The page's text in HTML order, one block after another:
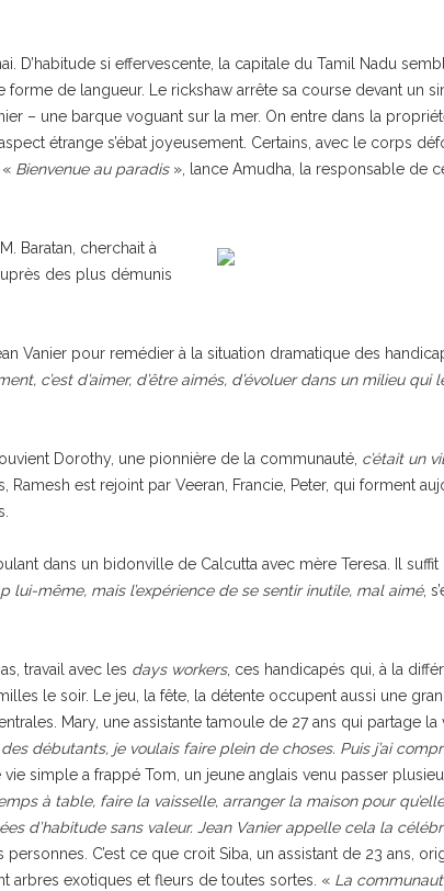
D’habitude si effervescente, la capitale du Tamil Nadu
forme de langueur. Le rickshaw arrête sa course devant un
– une barque voguant sur la mer. On entre dans la
étrange s’ébat joyeusement. Certains, avec le corps
Bienvenue au paradis», lance Amudha, la responsable de
Baratan, cherchait à
des plus démunis
Vanier pour remédier à la situation dramatique des
c’est d’aimer, d’être aimés, d’évoluer dans un milieu qui
Dorothy, une pionnière de la communauté, c’était un
Ramesh est rejoint par Veeran, Francie, Peter, qui forment
dans un bidonville de Calcutta avec mère Teresa. Il suffit
lui-même, mais l’expérience de se sentir inutile, mal aimé,
travail avec les days workers, ces handicapés qui, à la
le soir. Le jeu, la fête, la détente occupent aussi une
Mary, une assistante tamoule de 27 ans qui partage la
débutants, je voulais faire plein de choses. Puis j’ai
vie simple a frappé Tom, un jeune anglais venu passer
à table, faire la vaisselle, arranger la maison pour
d’habitude sans valeur. Jean Vanier appelle cela la
C’est ce que croit Siba, un assistant de 23 ans,
arbres exotiques et fleurs de toutes sortes. « La